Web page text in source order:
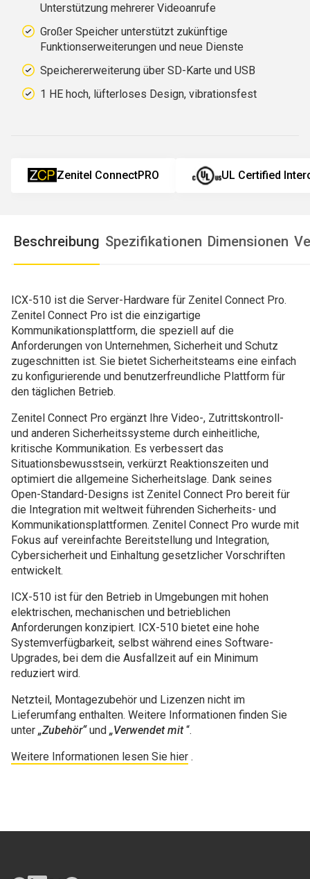
Unterstützung mehrerer Videoanrufe
Großer Speicher unterstützt zukünftige
Funktionserweiterungen und neue Dienste
Speichererweiterung über SD-Karte und USB
1 HE hoch, lüfterloses Design, vibrationsfest
Zenitel ConnectPRO UL Certified
Beschreibung Spezifikationen Dimensionen
ICX-510 ist die Server-Hardware für Zenitel Connect Pro.
Zenitel Connect Pro ist die einzigartige
Kommunikationsplattform, die speziell auf die
Anforderungen von Unternehmen, Sicherheit und Schutz
zugeschnitten ist. Sie bietet Sicherheitsteams eine einfach
zu konfigurierende und benutzerfreundliche Plattform für
den täglichen Betrieb.
Zenitel Connect Pro ergänzt Ihre Video-, Zutrittskontroll-
und anderen Sicherheitssysteme durch einheitliche,
kritische Kommunikation. Es verbessert das
Situationsbewusstsein, verkürzt Reaktionszeiten und
optimiert die allgemeine Sicherheitslage. Dank seines
Open-Standard-Designs ist Zenitel Connect Pro bereit für
die Integration mit weltweit führenden Sicherheits- und
Kommunikationsplattformen. Zenitel Connect Pro wurde mit
Fokus auf vereinfachte Bereitstellung und Integration,
Cybersicherheit und Einhaltung gesetzlicher Vorschriften
entwickelt.
ICX-510 ist für den Betrieb in Umgebungen mit hohen
elektrischen, mechanischen und betrieblichen
Anforderungen konzipiert. ICX-510 bietet eine hohe
Systemverfügbarkeit, selbst während eines Software-
Upgrades, bei dem die Ausfallzeit auf ein Minimum
reduziert wird.
Netzteil, Montagezubehör und Lizenzen nicht im
Lieferumfang enthalten. Weitere Informationen finden Sie
unter „Zubehör“und „Verwendet mit“.
Weitere Informationen lesen Sie hier .